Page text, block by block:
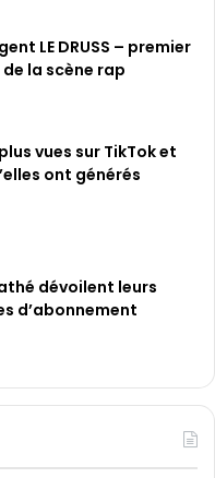
LE DRUSS – premier
la scène rap
vues sur TikTok et
ont générés
dévoilent leurs
d’abonnement